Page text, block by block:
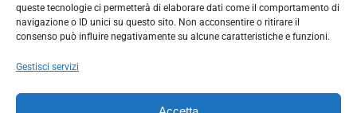
queste tecnologie ci permetterà di elaborare dati come il comportamento di
navigazione o ID unici su questo sito. Non acconsentire o ritirare il
consenso può influire negativamente su alcune caratteristiche e funzioni.
Gestisci servizi
adottate dalla nostra Società per tutelare i Suoi dati personali.
Per contattare il DPO può scrivere a